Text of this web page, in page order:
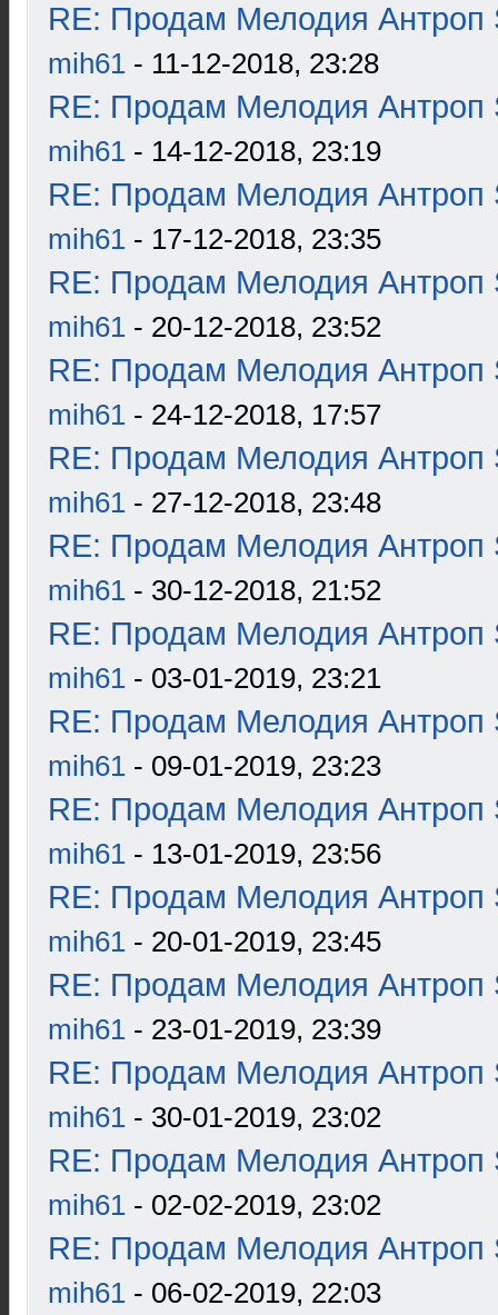
RE: Продам Мелодия Антроп
mih61 - 11-12-2018, 23:28
RE: Продам Мелодия Антроп
mih61 - 14-12-2018, 23:19
RE: Продам Мелодия Антроп
mih61 - 17-12-2018, 23:35
RE: Продам Мелодия Антроп
mih61 - 20-12-2018, 23:52
RE: Продам Мелодия Антроп
mih61 - 24-12-2018, 17:57
RE: Продам Мелодия Антроп
mih61 - 27-12-2018, 23:48
RE: Продам Мелодия Антроп
mih61 - 30-12-2018, 21:52
RE: Продам Мелодия Антроп
mih61 - 03-01-2019, 23:21
RE: Продам Мелодия Антроп
mih61 - 09-01-2019, 23:23
RE: Продам Мелодия Антроп
mih61 - 13-01-2019, 23:56
RE: Продам Мелодия Антроп
mih61 - 20-01-2019, 23:45
RE: Продам Мелодия Антроп
mih61 - 23-01-2019, 23:39
RE: Продам Мелодия Антроп
mih61 - 30-01-2019, 23:02
RE: Продам Мелодия Антроп
mih61 - 02-02-2019, 23:02
RE: Продам Мелодия Антроп
mih61 - 06-02-2019, 22:03